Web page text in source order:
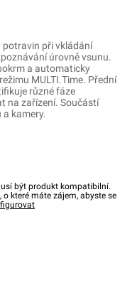
potravin při vkládání
úrovně vsunu.
a automaticky
MULTI.Time. Přední
různé fáze
na zařízení. Součástí
kamery.
být produkt kompatibilní.
které máte zájem, abyste se